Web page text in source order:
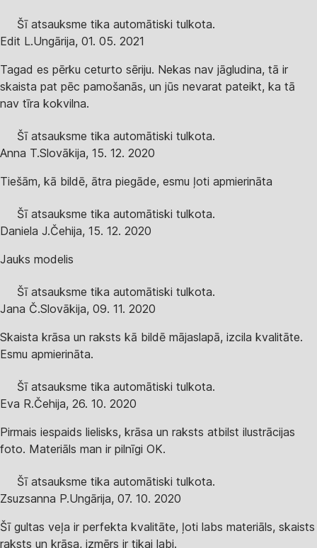
Šī atsauksme tika automātiski tulkota.
Edit L.Ungārija, 01. 05. 2021
Tagad es pērku ceturto sēriju. Nekas nav jāgludina, tā ir
skaista pat pēc pamošanās, un jūs nevarat pateikt, ka tā
nav tīra kokvilna.
Šī atsauksme tika automātiski tulkota.
Anna T.Slovākija, 15. 12. 2020
Tiešām, kā bildē, ātra piegāde, esmu ļoti apmierināta
Šī atsauksme tika automātiski tulkota.
Daniela J.Čehija, 15. 12. 2020
Jauks modelis
Šī atsauksme tika automātiski tulkota.
Jana Č.Slovākija, 09. 11. 2020
Skaista krāsa un raksts kā bildē mājaslapā, izcila kvalitāte.
Esmu apmierināta.
Šī atsauksme tika automātiski tulkota.
Eva R.Čehija, 26. 10. 2020
Pirmais iespaids lielisks, krāsa un raksts atbilst ilustrācijas
foto. Materiāls man ir pilnīgi OK.
Šī atsauksme tika automātiski tulkota.
Zsuzsanna P.Ungārija, 07. 10. 2020
Šī gultas veļa ir perfekta kvalitāte, ļoti labs materiāls, skaists
raksts un krāsa, izmērs ir tikai labi.